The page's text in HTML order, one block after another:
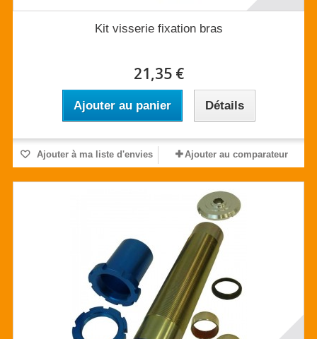
Kit visserie fixation bras
21,35 €
Ajouter au panier Détails
Ajouter à ma liste d'envies Ajouter au comparateur